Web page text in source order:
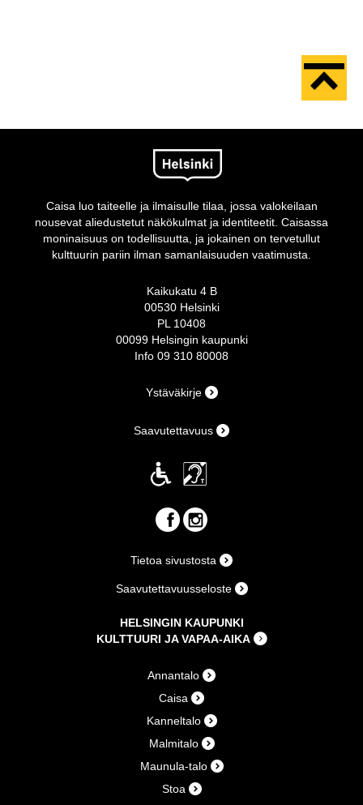
Caisa luo taiteelle ja ilmaisulle tilaa, jossa valokeilaan
nousevat aliedustetut näkökulmat ja identiteetit. Caisassa
moninaisuus on todellisuutta, ja jokainen on tervetullut
kulttuurin pariin ilman samanlaisuuden vaatimusta.
Kaikukatu 4 B
00530 Helsinki
PL 10408
00099 Helsingin kaupunki
Info 09 310 80008
Ystäväkirje
Saavutettavuus
Tietoa sivustosta
Saavutettavuusseloste
HELSINGIN KAUPUNKI
KULTTUURI JA VAPAA-AIKA
Annantalo
Caisa
Kanneltalo
Malmitalo
Maunula-talo
Stoa